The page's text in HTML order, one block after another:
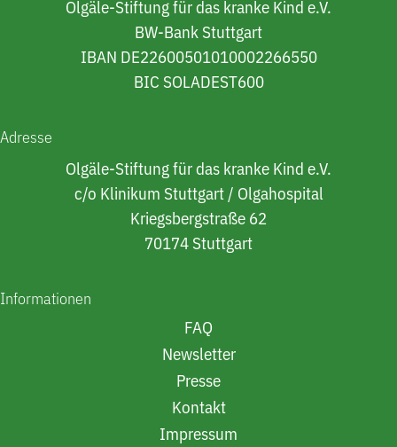
Olgäle-Stiftung für das kranke Kind e.V.
BW-Bank Stuttgart
IBAN DE22600501010002266550
BIC SOLADEST600
Adresse
Olgäle-Stiftung für das kranke Kind e.V.
c/o Klinikum Stuttgart / Olgahospital
Kriegsbergstraße 62
70174 Stuttgart
Informationen
FAQ
Newsletter
Presse
Kontakt
Impressum